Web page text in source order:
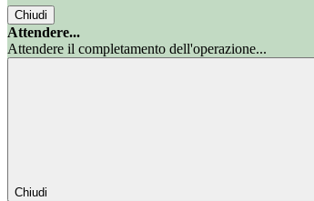
Chiudi
Attendere...
Attendere il completamento dell'operazione...
Chiudi